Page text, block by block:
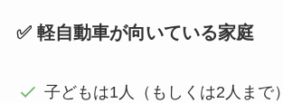
✅ 軽自動車が向いている家庭
子どもは1人（もしくは2人まで）